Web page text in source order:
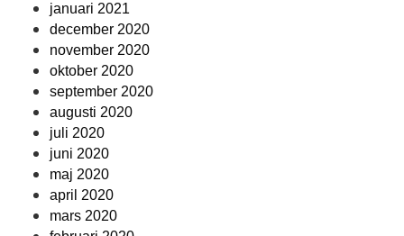
januari 2021
december 2020
november 2020
oktober 2020
september 2020
augusti 2020
juli 2020
juni 2020
maj 2020
april 2020
mars 2020